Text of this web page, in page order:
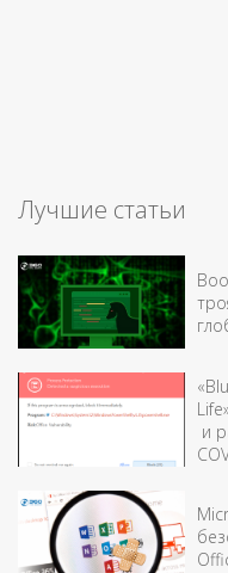
Лучшие статьи
и